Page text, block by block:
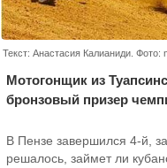
Текст: Анастасия Калианиди. Фото:
Мотогонщик из
бронзовый призер
В Пензе завершился 4-й,
решалось, займет ли